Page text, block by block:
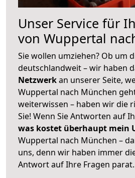
Unser Service für
von Wuppertal
Sie wollen umziehen? Ob um
deutschlandweit – wir haben
Netzwerkan unserer Seite,
Wuppertal nach München
weiterwissen – haben wir die
Sie! Wenn Sie Antworten auf
was kostet überhaupt mein
Wuppertal nach München –
uns, denn wir haben immer
Antwort auf Ihre Fragen parat.